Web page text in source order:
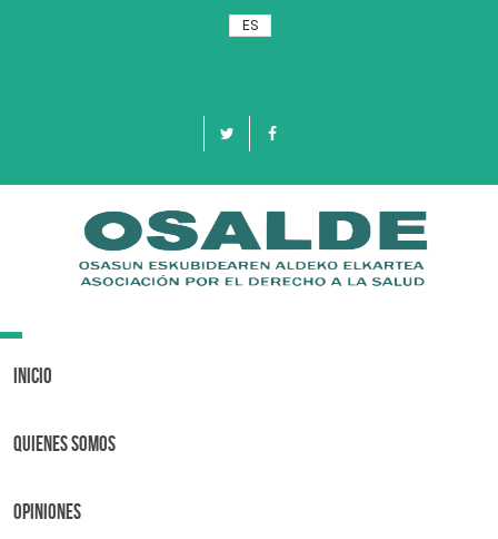
ES
Toggle
Inicio
Quienes Somos
OPINIONES